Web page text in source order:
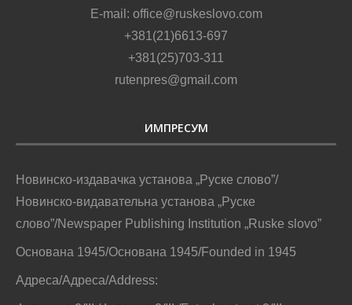
E-mail: office@ruskeslovo.com
+381(21)6613-697
+381(25)703-311
rutenpres@gmail.com
ИМПРЕСУМ
Новинско-издавачка установа „Руске слово”/
Новинско-видавательна установа „Руске
слово”/Newspaper Publishing Institution „Ruske slovo”
Основана 1945/Основана 1945/Founded in 1945
Адреса/Адреса/Address: